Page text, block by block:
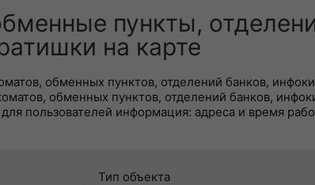
пункты,
на карте
обменных пунктов, отделений банков,
обменных пунктов, отделений банков,
пользователей информация: адреса и время
Тип объекта